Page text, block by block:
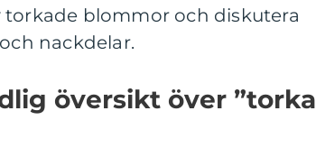
blommor och diskutera
nackdelar.
översikt över ”torka